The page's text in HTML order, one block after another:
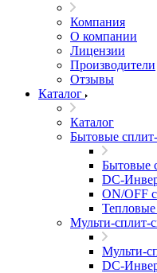
Компания
О компании
Лицензии
Производители
Отзывы
Каталог
Каталог
Бытовые
Бытовые
DC-
ON/OFF
Мульти-сплит-
Мульти-
DC-